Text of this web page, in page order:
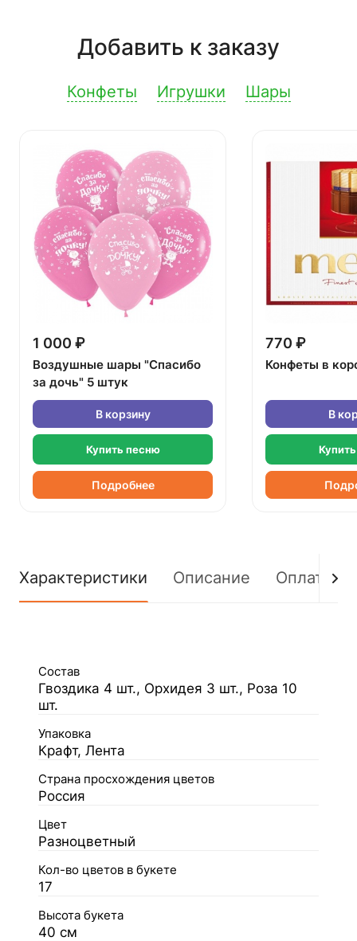
Добавить к заказу
Конфеты Игрушки Шары
1 000 ₽
Воздушные шары "Спасибо
за дочь" 5 штук
В корзину
Купить песню
Подробнее
770 ₽
Конфеты в
В
Характеристики Описание Оплата
Состав
Гвоздика 4 шт., Орхидея 3 шт., Роза 10
шт.
Упаковка
Крафт, Лента
Страна просхождения цветов
Россия
Цвет
Разноцветный
Кол-во цветов в букете
17
Высота букета
40 см